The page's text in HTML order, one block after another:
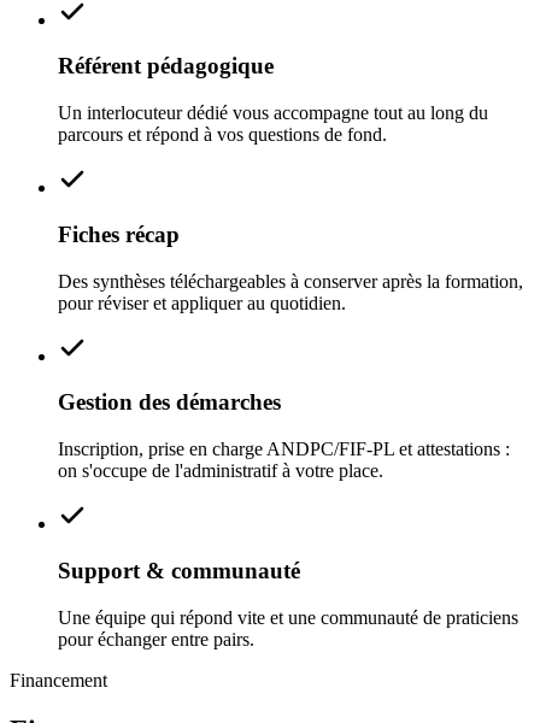
Référent pédagogique
Un interlocuteur dédié vous accompagne tout au long du
parcours et répond à vos questions de fond.
Fiches récap
Des synthèses téléchargeables à conserver après la formation,
pour réviser et appliquer au quotidien.
Gestion des démarches
Inscription, prise en charge ANDPC/FIF‑PL et attestations :
on s'occupe de l'administratif à votre place.
Support & communauté
Une équipe qui répond vite et une communauté de praticiens
pour échanger entre pairs.
Financement